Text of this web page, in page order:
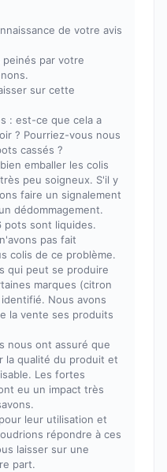
de votre avis
par votre
sur cette
: est-ce que cela a
? Pourriez-vous nous
cassés ?
emballer les colis
peu soigneux. S'il y
faire un signalement
dédommagement.
pots sont liquides.
pas fait
colis de ce problème.
qui peut se produire
marques (citron
Nous avons
la vente ses produits
nous ont assuré que
la qualité du produit et
Les fortes
eu un impact très
leur utilisation et
répondre à ces
laisser sur une
part.